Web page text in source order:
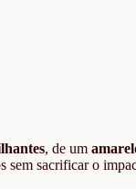
, de um
sem sacrificar o